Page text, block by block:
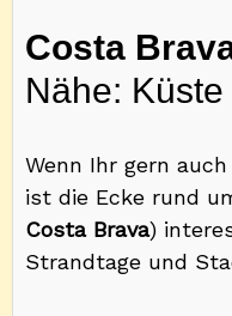
Costa
Nähe:
Wenn Ihr gern
ist die Ecke rund
Costa Brava)
Strandtage und